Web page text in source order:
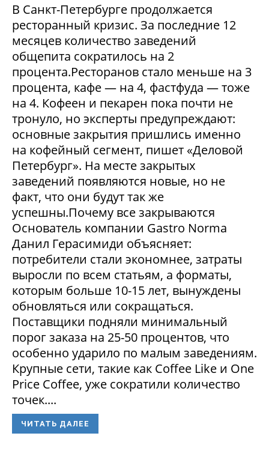
В Санкт-Петербурге продолжается
ресторанный кризис. За последние 12
месяцев количество заведений
общепита сократилось на 2
процента.Ресторанов стало меньше на 3
процента, кафе — на 4, фастфуда — тоже
на 4. Кофеен и пекарен пока почти не
тронуло, но эксперты предупреждают:
основные закрытия пришлись именно
на кофейный сегмент, пишет «Деловой
Петербург». На месте закрытых
заведений появляются новые, но не
факт, что они будут так же
успешны.Почему все закрываются
Основатель компании Gastro Norma
Данил Герасимиди объясняет:
потребители стали экономнее, затраты
выросли по всем статьям, а форматы,
которым больше 10-15 лет, вынуждены
обновляться или сокращаться.
Поставщики подняли минимальный
порог заказа на 25-50 процентов, что
особенно ударило по малым заведениям.
Крупные сети, такие как Coffee Like и One
Price Coffee, уже сократили количество
точек....
ЧИТАТЬ ДАЛЕЕ